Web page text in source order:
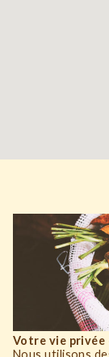
Votre vie
Nous utilisons